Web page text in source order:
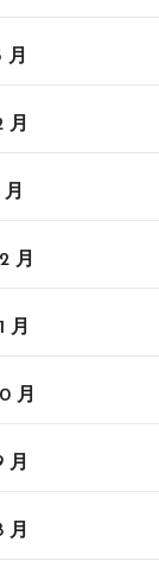
月
月
月
月
月
月
月